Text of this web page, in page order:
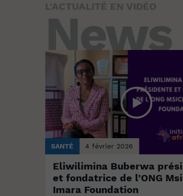
L'ACTUALITÉ EN VIDÉO
SANTÉ 4 février 2026
Eliwilimina Buberwa
et fondatrice de l’ONG
Imara Foundation